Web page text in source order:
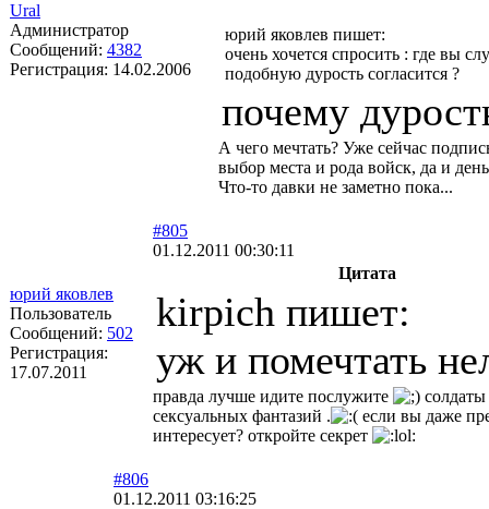
Ural
Администратор
Сообщений: 4382
Регистрация: 14.02.2006
юрий яковлев пишет:
очень хочется спросить : где вы
подобную дурость согласится ?
почему
А чего мечтать? Уже сейчас
выбор места и рода войск, да и
Что-то давки не заметно пока...
юрий яковлев
Пользователь
Сообщений: 502
Регистрация:
17.07.2011
#805
01.12.2011 00:30:11
Цитата
kirpich пишет:
уж и помечтать
правда лучше идите послужите
солдаты
сексуальных фантазий .
если вы даже
интересует? откройте секрет
#806
01.12.2011 03:16:25